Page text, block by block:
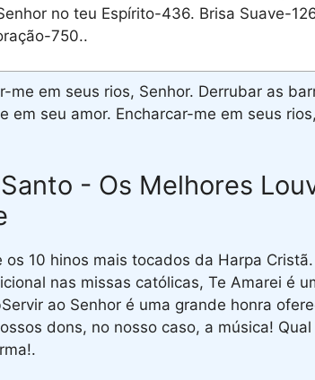
no teu Espírito-436. Brisa Suave-
750..
me em seus rios, Senhor. Derrubar as
em seu amor. Encharcar-me em seus
- Os Melhores
os 10 hinos mais tocados da Harpa
nas missas católicas, Te Amarei é
ao Senhor é uma grande honra
dons, no nosso caso, a música!